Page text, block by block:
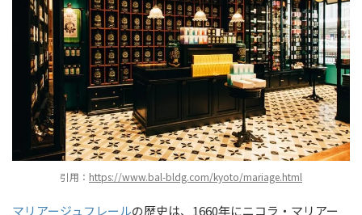
引用： https://www.bal-bldg.com/kyoto/mariage.html
マリアージュフレールの歴史は、1660年にニコラ・マリアー